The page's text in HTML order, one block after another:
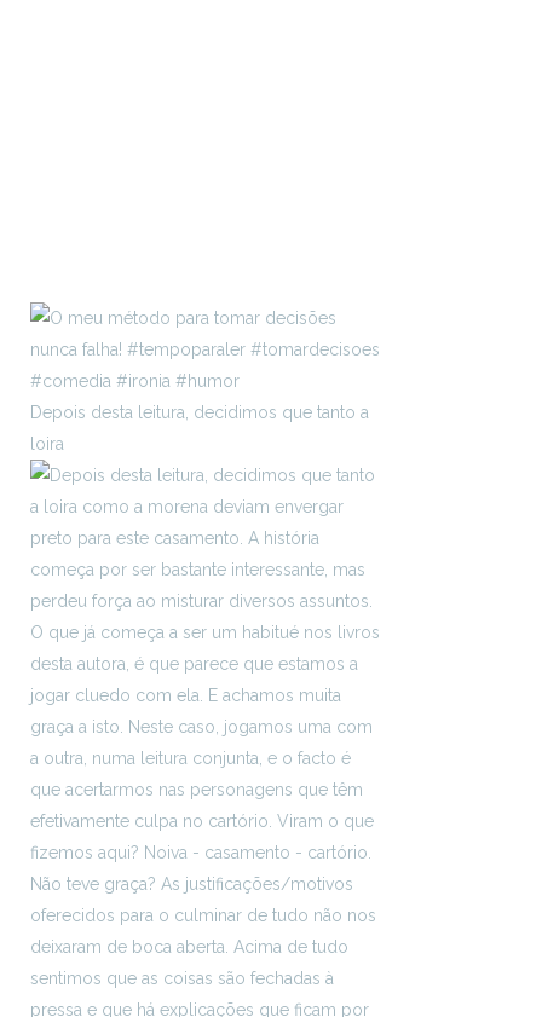
Depois desta leitura, decidimos que tanto a
loira